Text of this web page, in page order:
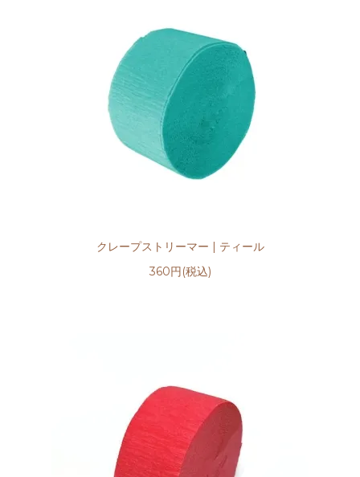
クレープストリーマー | ティール
360円(税込)